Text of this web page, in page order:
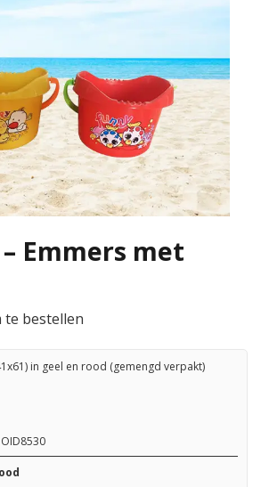
Emmers met
te bestellen
in geel en rood (gemengd verpakt)
OID8530